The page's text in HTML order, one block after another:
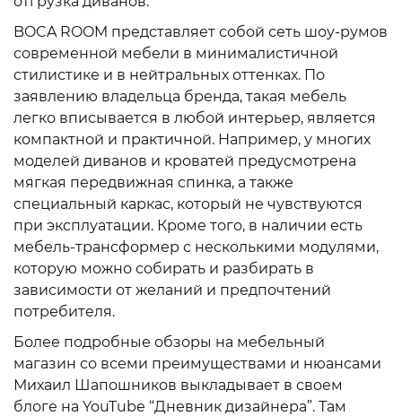
BOCA ROOM представляет собой сеть шоу-румов
современной мебели в минималистичной
стилистике и в нейтральных оттенках. По
заявлению владельца бренда, такая мебель
легко вписывается в любой интерьер, является
компактной и практичной. Например, у многих
моделей диванов и кроватей предусмотрена
мягкая передвижная спинка, а также
специальный каркас, который не чувствуются
при эксплуатации. Кроме того, в наличии есть
мебель-трансформер с несколькими модулями,
которую можно собирать и разбирать в
зависимости от желаний и предпочтений
потребителя.
Более подробные обзоры на мебельный
магазин со всеми преимуществами и нюансами
Михаил Шапошников выкладывает в своем
блоге на YouTube “Дневник дизайнера”. Там